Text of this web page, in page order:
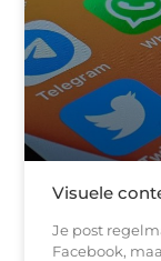
Visuele
Je post
Facebook,